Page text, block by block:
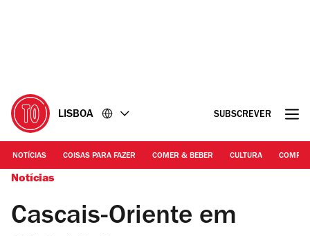
LISBOA SUBSCREVER
NOTÍCIAS COISAS PARA FAZER COMER & BEBER CULTURA
Notícias
Cascais-Oriente em